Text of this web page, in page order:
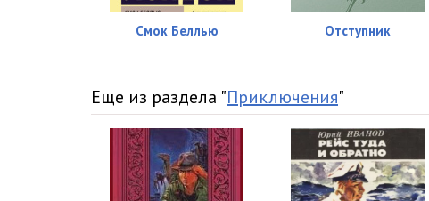
Serdtsa_tryoh_020
Serdtsa_tryoh_023
Serdtsa_tryoh_024
Serdtsa_tryoh_025
Смок Беллью Отступник
Еще из раздела "Приключения"